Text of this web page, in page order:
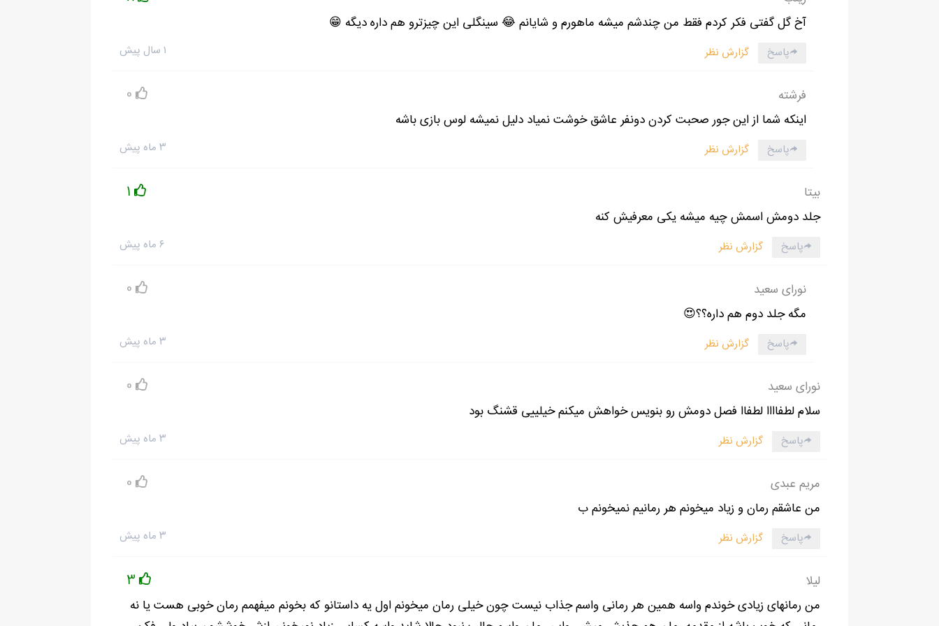
پشت چشمی نازک کردم و گفتم :- من خوشگل بودم !
ادامه رمان در اپلیکیشن شروع مطالعه آنلاین رمان
آخ گل گفتی فکر کردم فقط من چندشم میشه ماهورم و شایانم 😂 سینگلی این چیزترو هم داره دیگه 😁
۱ سال پیش پاسخ گزارش نظر
فرشته 0
اینکه شما از این جور صحبت کردن دونفر عاشق خوشت نمیاد دلیل نمیشه لوس بازی باشه
۳ ماه پیش پاسخ گزارش نظر
بیتا 1
جلد دومش اسمش چیه میشه یکی معرفیش کنه
۶ ماه پیش پاسخ گزارش نظر
نورای سعید 0
مگه جلد دوم هم داره؟؟😍
۳ ماه پیش پاسخ گزارش نظر
نورای سعید 0
سلام لطفاااا لطفاا فصل دومش رو بنویس خواهش میکنم خیلییی قشنگ بود
۳ ماه پیش پاسخ گزارش نظر
مریم عبدی 0
من عاشقم رمان و زیاد میخونم هر رمانیم نمیخونم ب
۳ ماه پیش پاسخ گزارش نظر
لیلا 3
من رمانهای زیادی خوندم واسه همین هر رمانی واسم جذاب نیست چون خیلی رمان میخونم اول یه داستانو که بخونم میفهمم رمان خوبی هست یا نه